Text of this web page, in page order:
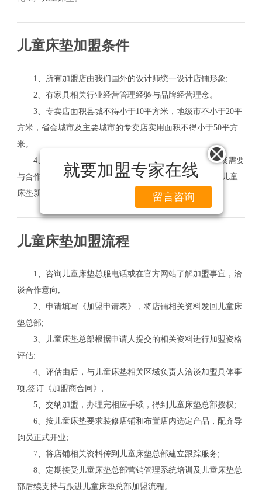
就要加盟专家在线
留言咨询
儿童床垫加盟条件
1、所有加盟店由我们国外的设计师统一设计店铺形象;
2、有家具相关行业经营管理经验与品牌经营理念。
3、专卖店面积县城不得小于10平方米，地级市不小于20平
方米，省会城市及主要城市的专卖店实用面积不得小于50平方
米。
4、统一的管理政策，让我们共创奇迹;儿童床垫的发展需要
与合作伙伴共同打造出一个合作共赢的新平台，一起共创儿童
床垫新辉煌。
儿童床垫加盟流程
1、咨询儿童床垫总服电话或在官方网站了解加盟事宜，洽
谈合作意向;
2、申请填写《加盟申请表》，将店铺相关资料发回儿童床
垫总部;
3、儿童床垫总部根据申请人提交的相关资料进行加盟资格
评估;
4、评估由后，与儿童床垫相关区域负责人洽谈加盟具体事
项;签订《加盟商合同》;
5、交纳加盟，办理完相应手续，得到儿童床垫总部授权;
6、按儿童床垫要求装修店铺和布置店内选定产品，配齐导
购员正式开业;
7、将店铺相关资料传到儿童床垫总部建立跟踪服务;
8、定期接受儿童床垫总部营销管理系统培训及儿童床垫总
部后续支持与跟进儿童床垫总部加盟流程。